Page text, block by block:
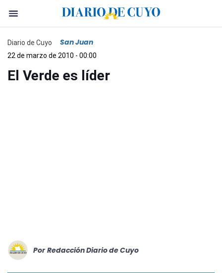
Diario de Cuyo San Juan
22 de marzo de 2010 - 00:00
El Verde es líder
Por Redacción Diario de Cuyo